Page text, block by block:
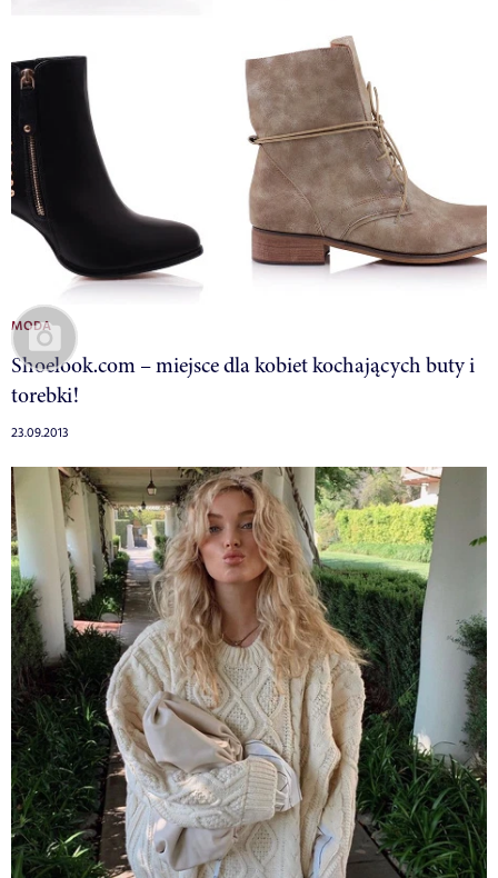
MODA
Shoelook.com – miejsce dla kobiet kochających buty i
torebki!
23.09.2013